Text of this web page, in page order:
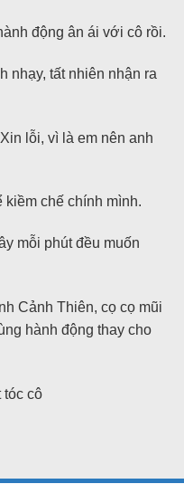
động ân ái với cô rồi.
nhạy, tất nhiên nhận ra
lỗi, vì là em nên anh
kiềm chế chính mình.
mỗi phút đều muốn
Cảnh Thiên, cọ cọ mũi
hành động thay cho
tóc cô